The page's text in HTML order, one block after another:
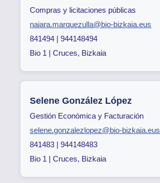
Compras y licitaciones públicas
naiara.marquezulla@bio-bizkaia.eus
841494 | 944148494
Bio 1 | Cruces, Bizkaia
Selene González López
Gestión Económica y Facturación
selene.gonzalezlopez@bio-bizkaia.eus
841483 | 944148483
Bio 1 | Cruces, Bizkaia